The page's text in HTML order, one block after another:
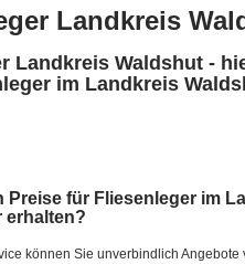
Landkreis
Landkreis Waldshut -
im Landkreis
Preise für Fliesenleger im
erhalten?
können Sie unverbindlich